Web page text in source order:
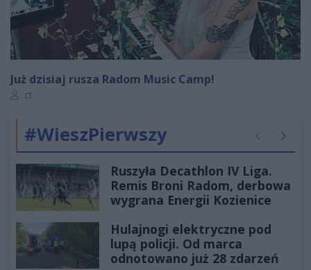
Już dzisiaj rusza Radom Music Camp!
Autor artykułu:
ct
#WieszPierwszy Poprzednie
Ruszyła Decathlon IV Liga.
Remis Broni Radom, derbowa
wygrana Energii Kozienice
Hulajnogi elektryczne pod
lupą policji. Od marca
odnotowano już 28 zdarzeń